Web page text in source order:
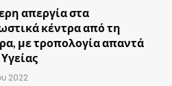
απεργία στα
κέντρα από τη
με τροπολογία απαντά
2022